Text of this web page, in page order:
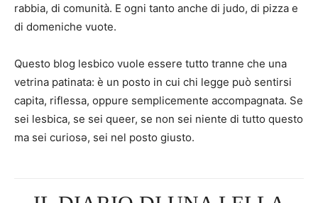
rabbia, di comunità. E ogni tanto anche di judo, di pizza e
di domeniche vuote.
Questo blog lesbico vuole essere tutto tranne che una
vetrina patinata: è un posto in cui chi legge può sentirsi
capita, riflessa, oppure semplicemente accompagnata. Se
sei lesbica, se sei queer, se non sei niente di tutto questo
ma sei curiosə, sei nel posto giusto.